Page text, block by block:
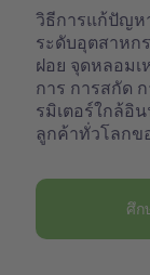
วิธีการแก้ปัญห
ระดับอุตสาหก
ฝอย จุดหลอมเ
การ การสกัด
รมิเตอร์ใกล้อิ
ลูกค้าทั่วโลกขอ
ศึก